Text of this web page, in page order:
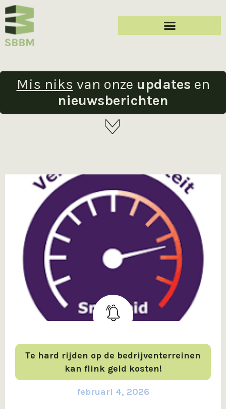
Mis niks van onze updates en
nieuwsberichten
Te hard rijden op de bedrijventerreinen
kan flink geld kosten!
februari 4, 2026